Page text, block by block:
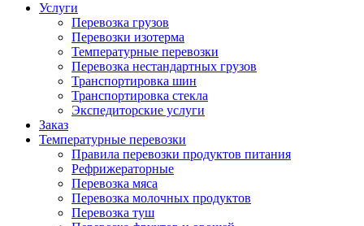
Услуги
Перевозка грузов
Перевозки изотерма
Температурные перевозки
Перевозка нестандартных грузов
Транспортировка шин
Транспортировка стекла
Экспедиторские услуги
Заказ
Температурные перевозки
Правила перевозки продуктов питания
Рефрижераторные
Перевозка мяса
Перевозка молочных продуктов
Перевозка туш